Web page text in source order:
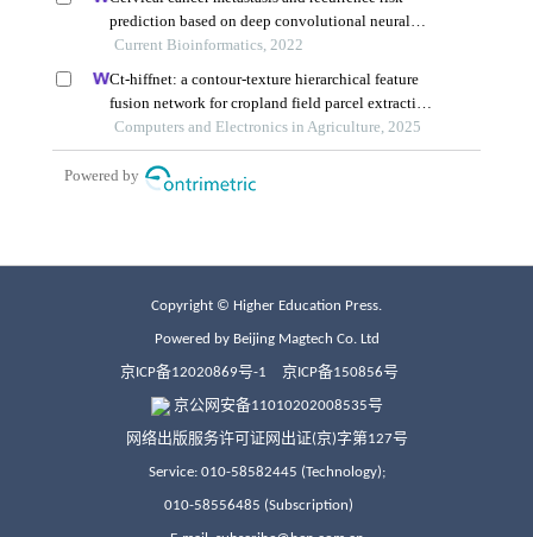
Copyright © Higher Education Press.
Powered by Beijing Magtech Co. Ltd
京ICP备12020869号-1 京ICP备150856号
京公网安备11010202008535号
网络出版服务许可证网出证(京)字第127号
Service: 010-58582445 (Technology);
010-58556485 (Subscription)